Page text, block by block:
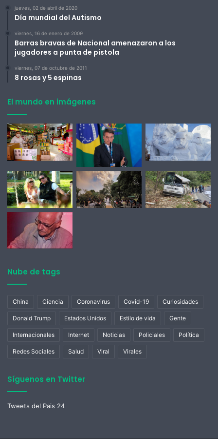
jueves, 02 de abril de 2020
Día mundial del Autismo
viernes, 16 de enero de 2009
Barras bravas de Nacional amenazaron a los
jugadores a punta de pistola
viernes, 07 de octubre de 2011
8 rosas y 5 espinas
El mundo en imágenes
Nube de tags
China Ciencia Coronavirus Covid-19 Curiosidades
Donald Trump Estados Unidos Estilo de vida Gente
Internacionales Internet Noticias Policiales Política
Redes Sociales Salud Viral Virales
Síguenos en Twitter
Tweets del Pais 24